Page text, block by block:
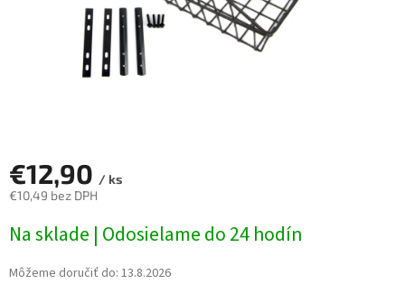
€12,90 / ks
€10,49 bez DPH
cena:
Na sklade | Odosielame do 24 hodín
Môžeme doručiť do: 13.8.2026